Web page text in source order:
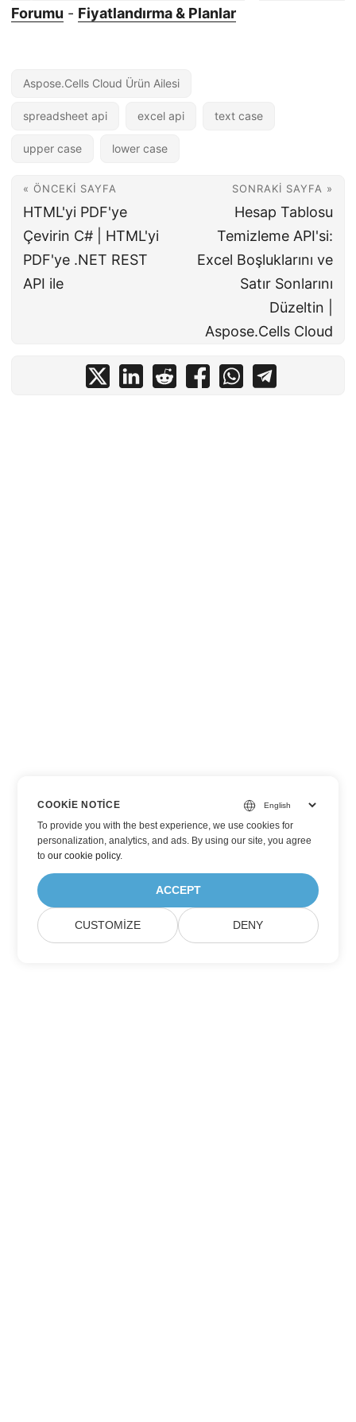
Forumu - Fiyatlandırma & Planlar
Aspose.Cells Cloud Ürün Ailesi
spreadsheet api excel api text case
upper case lower case
« ÖNCEKI SAYFA
HTML'yi PDF'ye
Çevirin C# | HTML'yi
PDF'ye .NET REST
API ile
SONRAKI SAYFA »
Hesap Tablosu
Temizleme API'si:
Excel Boşluklarını ve
Satır Sonlarını
Düzeltin |
Aspose.Cells Cloud
COOKIE NOTICE
To provide you with the best experience, we use cookies for
personalization, analytics, and ads. By using our site, you agree
toour cookie policy.
ACCEPT
CUSTOMIZE DENY